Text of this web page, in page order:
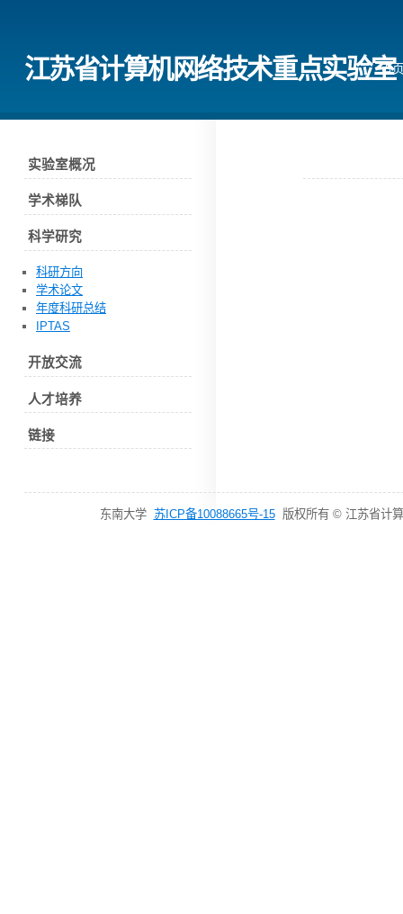
江苏省计算机网络技术重点实验室
首页
实验室概况
学术梯队
科学研究
科研方向
学术论文
年度科研总结
IPTAS
开放交流
人才培养
链接
东南大学 苏ICP备10088665号-15版权所有 © 江苏省计算